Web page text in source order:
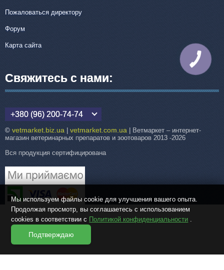
Пожаловаться директору
Форум
Карта сайта
Свяжитесь с нами:
+380 (96) 200-74-74
© vetmarket.biz.ua vetmarket.com.ua | Ветмаркет – интернет-
магазин ветеринарных препаратов и зоотоваров 2013 -2026
Вся продукция сертифицирована
Мы используем файлы cookie для улучшения вашего опыта.
Продолжая просмотр, вы соглашаетесь с использованием
cookies в соответствии с Политикой конфиденциальности .
Подтверждаю
КНОПКА
СВЯЗИ